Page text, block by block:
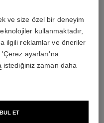
ve size özel bir deneyim
kullanmaktadır,
ilgili reklamlar ve öneriler
ayarları'na
istediğiniz zaman daha
ET